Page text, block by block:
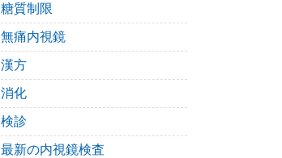
糖質制限
無痛内視鏡
漢方
消化
検診
最新の内視鏡検査